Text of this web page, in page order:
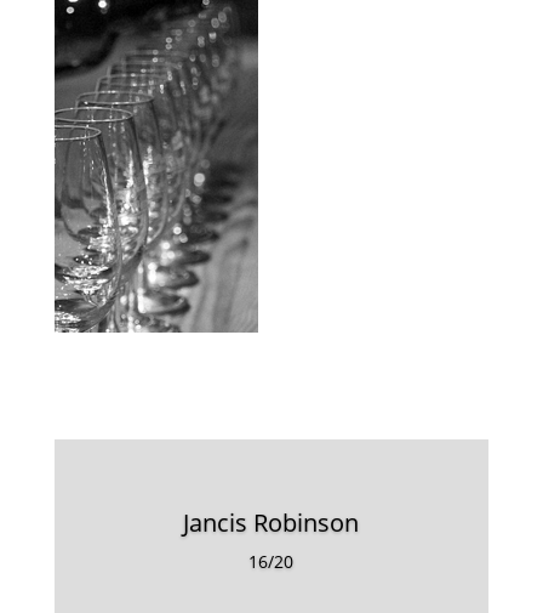
Jancis Robinson
16/20